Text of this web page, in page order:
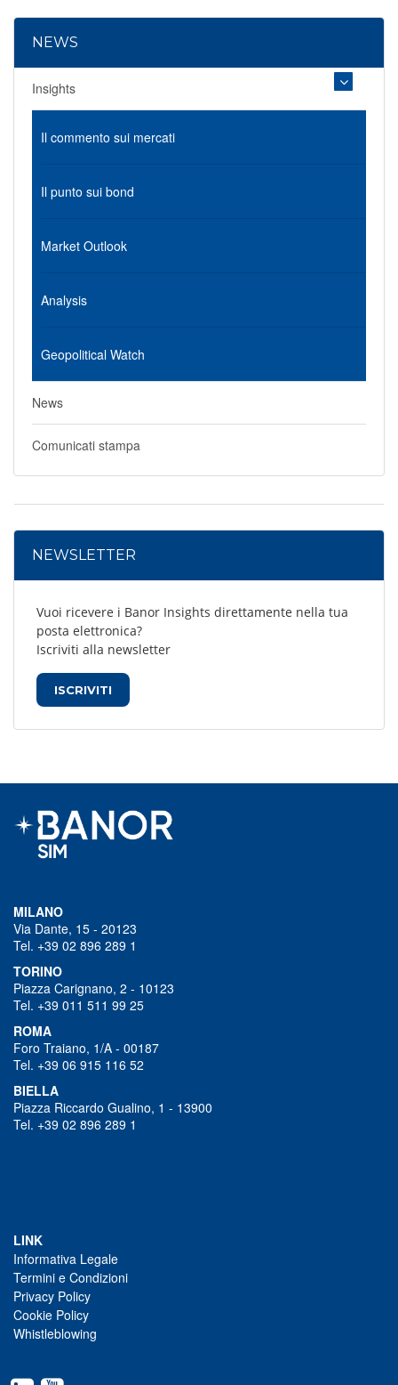
NEWS
Insights
Il commento sui mercati
Il punto sui bond
Market Outlook
Analysis
Geopolitical Watch
News
Comunicati stampa
NEWSLETTER
Vuoi ricevere i Banor Insights direttamente nella tua
posta elettronica?
Iscriviti alla newsletter
ISCRIVITI
MILANO
Via Dante, 15 - 20123
Tel. +39 02 896 289 1
TORINO
Piazza Carignano, 2 - 10123
Tel. +39 011 511 99 25
ROMA
Foro Traiano, 1/A - 00187
Tel. +39 06 915 116 52
BIELLA
Piazza Riccardo Gualino, 1 - 13900
Tel. +39 02 896 289 1
LINK
Informativa Legale
Termini e Condizioni
Privacy Policy
Cookie Policy
Whistleblowing